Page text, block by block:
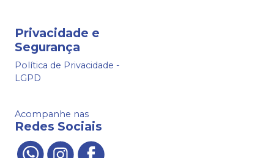
Privacidade e
Segurança
Política de Privacidade -
LGPD
Acompanhe nas
Redes Sociais